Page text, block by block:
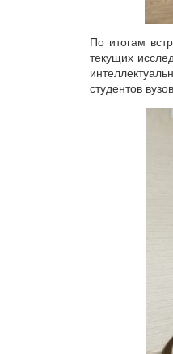
По итогам
текущих
студентов